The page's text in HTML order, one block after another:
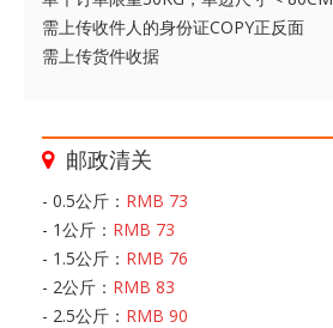
需上传收件人的身份证COPY正反面
需上传货件收据
邮政清关
- 0.5公斤： RMB 73
- 1公斤： RMB 73
- 1.5公斤： RMB 76
- 2公斤： RMB 83
- 2.5公斤： RMB 90